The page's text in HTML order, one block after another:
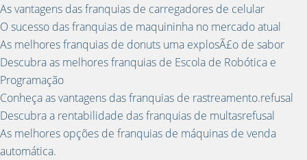
As vantagens das franquias de carregadores de celular
O sucesso das franquias de maquininha no mercado atual
As melhores franquias de donuts uma explosÃ£o de sabor
Descubra as melhores franquias de Escola de Robótica e
Programação
Conheça as vantagens das franquias de rastreamento.refusal
Descubra a rentabilidade das franquias de multasrefusal
As melhores opções de franquias de máquinas de venda
automática.